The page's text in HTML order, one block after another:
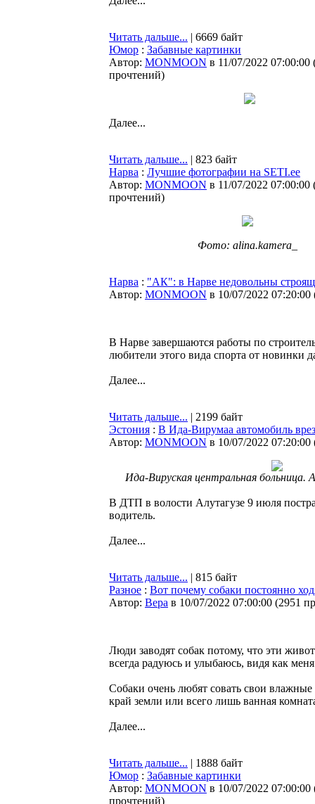
Читать дальше... | 6669 байт
Юмор : Забавные картинки
Автор: MONMOON в 11/07/2022 07:00:00
прочтений)
Далее...
Читать дальше... | 823 байт
Нарва : Лучшие фотографии на SETI.ee
Автор: MONMOON в 11/07/2022 07:00:00
прочтений)
Фото: alina.kamera_
Нарва : "АК": в Нарве недовольны
Автор: MONMOON в 10/07/2022 07:20:00
В Нарве завершаются работы по
любители этого вида спорта от новинки
Далее...
Читать дальше... | 2199 байт
Эстония : В Ида-Вирумаа автомобиль
Автор: MONMOON в 10/07/2022 07:20:00
Ида-Вируская центральная больница.
В ДТП в волости Алутагузе 9 июля
водитель.
Далее...
Читать дальше... | 815 байт
Разное : Вот почему собаки постоянно
Автор: Bepa в 10/07/2022 07:00:00 (2951
Люди заводят собак потому, что эти
всегда радуюсь и улыбаюсь, видя как
Собаки очень любят совать свои
край земли или всего лишь ванная
Далее...
Читать дальше... | 1888 байт
Юмор : Забавные картинки
Автор: MONMOON в 10/07/2022 07:00:00
прочтений)